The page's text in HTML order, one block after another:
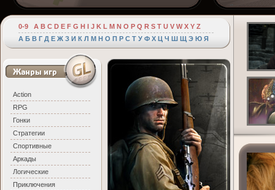
0-9 A B C D E F G H I J K L M N O P Q R S T U V W X Y Z
А Б В Г Д Е Ж З И К Л М Н О П Р С Т У Ф Х Ц Ч Ш Щ Э Ю Я
Action
RPG
Гонки
Стратегии
Спортивные
Аркады
Логические
Приключения